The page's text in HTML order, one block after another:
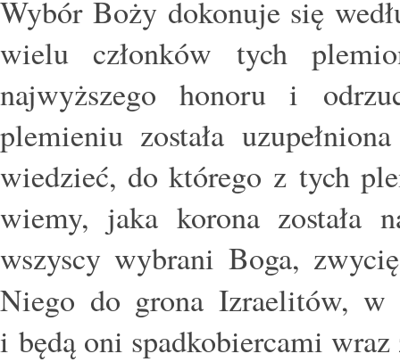
Wybór Boży dokonuje się
wielu członków tych
najwyższego honoru i
plemieniu została
wiedzieć, do którego z tych
wiemy, jaka korona została
wszyscy wybrani Boga,
Niego do grona Izraelitów,
i będą oni spadkobiercami